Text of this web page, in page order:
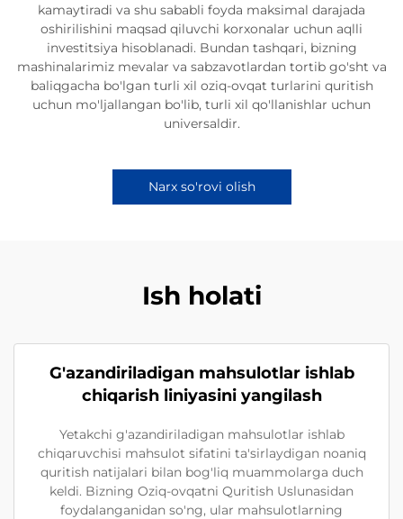
kamaytiradi va shu sababli foyda maksimal darajada
oshirilishini maqsad qiluvchi korxonalar uchun aqlli
investitsiya hisoblanadi. Bundan tashqari, bizning
mashinalarimiz mevalar va sabzavotlardan tortib go'sht va
baliqgacha bo'lgan turli xil oziq-ovqat turlarini quritish
uchun mo'ljallangan bo'lib, turli xil qo'llanishlar uchun
universaldir.
Narx so'rovi olish
Ish holati
G'azandiriladigan mahsulotlar ishlab
chiqarish liniyasini yangilash
Yetakchi g'azandiriladigan mahsulotlar ishlab
chiqaruvchisi mahsulot sifatini ta'sirlaydigan noaniq
quritish natijalari bilan bog'liq muammolarga duch
keldi. Bizning Oziq-ovqatni Quritish Uslunasidan
foydalanganidan so'ng, ular mahsulotlarning